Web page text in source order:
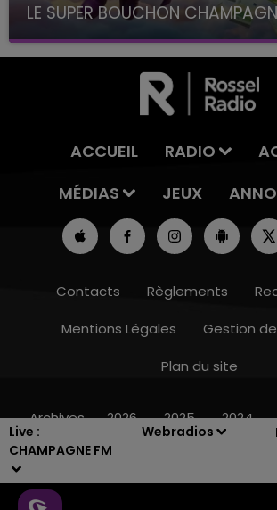
Live :
CHAMPAGNE FM
Webradios
LE BEST OF DE LA FAMILLE
LE SUPER BOUCHON
avec La Famille Champagne FM, à
ACCUEIL RADIO
MÉDIAS
JEUX
Contacts Règlements
Mentions Légales
Gestion
Plan du site
Archives 2026 2025 2024